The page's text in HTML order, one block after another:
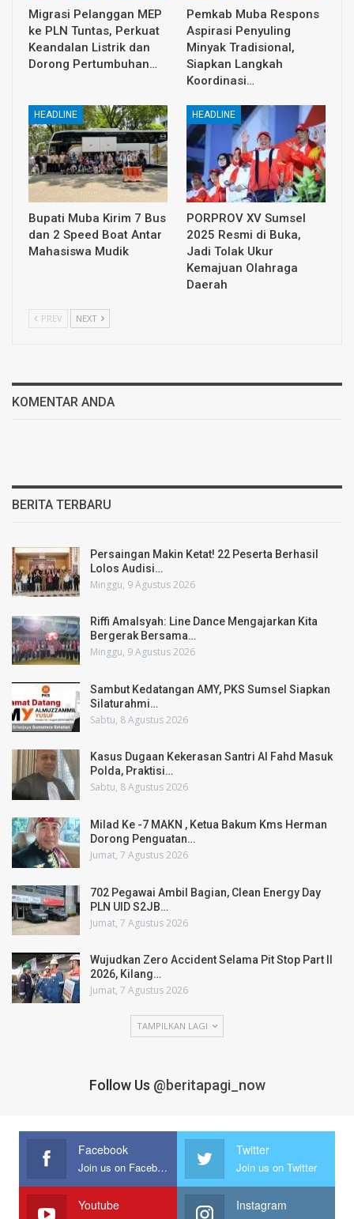
Migrasi Pelanggan MEP
ke PLN Tuntas, Perkuat
Keandalan Listrik dan
Dorong Pertumbuhan…
Pemkab Muba Respons
Aspirasi Penyuling
Minyak Tradisional,
Siapkan Langkah
Koordinasi…
HEADLINE
Bupati Muba Kirim 7 Bus
dan 2 Speed Boat Antar
Mahasiswa Mudik
HEADLINE
PORPROV XV Sumsel
2025 Resmi di Buka,
Jadi Tolak Ukur
Kemajuan Olahraga
Daerah
PREV NEXT
KOMENTAR ANDA
BERITA TERBARU
Persaingan Makin Ketat! 22 Peserta Berhasil
Lolos Audisi…
Minggu, 9 Agustus 2026
Riffi Amalsyah: Line Dance Mengajarkan Kita
Bergerak Bersama…
Minggu, 9 Agustus 2026
Sambut Kedatangan AMY, PKS Sumsel Siapkan
Silaturahmi…
Sabtu, 8 Agustus 2026
Kasus Dugaan Kekerasan Santri Al Fahd Masuk
Polda, Praktisi…
Sabtu, 8 Agustus 2026
Milad Ke -7 MAKN , Ketua Bakum Kms Herman
Dorong Penguatan…
Jumat, 7 Agustus 2026
702 Pegawai Ambil Bagian, Clean Energy Day
PLN UID S2JB…
Jumat, 7 Agustus 2026
Wujudkan Zero Accident Selama Pit Stop Part II
2026, Kilang…
Jumat, 7 Agustus 2026
TAMPILKAN LAGI
Follow Us @beritapagi_now
Facebook
Join us on Facebook
Twitter
Join us on Twitter
Youtube Instagram